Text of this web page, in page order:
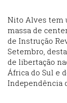
Nito Alves tem
massa de
de Instrução
Setembro,
de libertação
África do Sul e
Independência